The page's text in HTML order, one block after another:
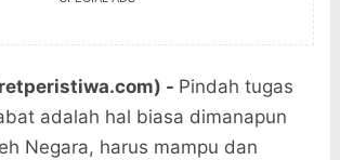
- Pindah tugas
adalah hal biasa dimanapun
Negara, harus mampu dan